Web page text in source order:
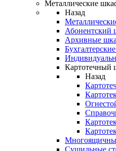
Металлические
Назад
Абонентский
Архивные
Картотечный
Назад
Сушильные